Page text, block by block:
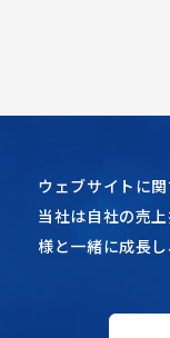
ウェブサイトに
当社は自社の売
様と一緒に成長